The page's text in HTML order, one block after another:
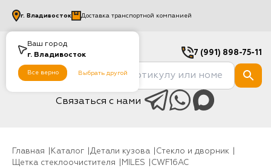
Ваш город
г. Владивосток
Все верно Выбрать другой
г. Владивосток Доставка транспортной компанией
7 (991) 898-75-11
Связаться с нами
Главная Каталог Детали кузова
Стекло и дворник
Щетка стеклоочистителя
MILES CWF16AC